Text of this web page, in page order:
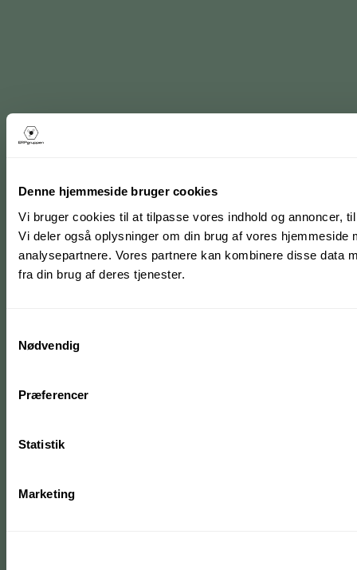
Denne hjemmeside bruger cookies
Vi bruger cookies til at tilpasse vores indhold og annoncer,
Vi deler også oplysninger om din brug af vores
analysepartnere. Vores partnere kan kombinere disse data
fra din brug af deres tjenester.
Nødvendig
Præferencer
Statistik
Marketing